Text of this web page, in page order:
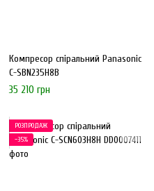
Компресор спіральний Panasonic
C-SBN235H8B
35 210 грн
РОЗПРОДАЖ
−35%